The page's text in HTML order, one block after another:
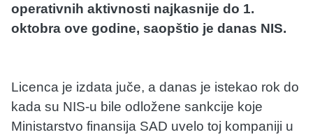
operativnih aktivnosti najkasnije do 1.
oktobra ove godine, saopštio je danas NIS.
Licenca je izdata juče, a danas je istekao rok do
kada su NIS-u bile odložene sankcije koje
Ministarstvo finansija SAD uvelo toj kompaniji u